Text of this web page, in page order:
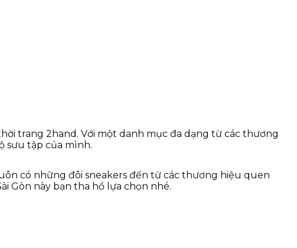
trang 2hand. Với một danh mục đa dạng từ các thương
sưu tập của mình.
có những đôi sneakers đến từ các thương hiệu quen
Gòn này bạn tha hồ lựa chọn nhé.